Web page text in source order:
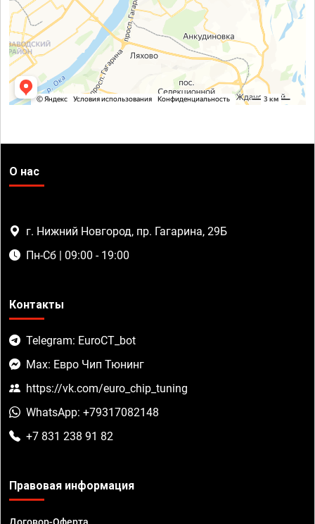
О нас
г. Нижний Новгород, пр. Гагарина, 29Б
Пн-Сб | 09:00 - 19:00
Контакты
Telegram: EuroCT_bot
Max: Евро Чип Тюнинг
https://vk.com/euro_chip_tuning
WhatsApp: +79317082148
+7 831 238 91 82
Правовая информация
Договор-Оферта